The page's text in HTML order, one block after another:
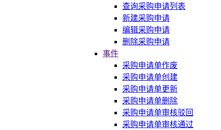
查询采购申请列表
新建采购申请
编辑采购申请
删除采购申请
事件
采购申请单作废
采购申请单创建
采购申请单更新
采购申请单删除
采购申请单审核驳回
采购申请单审核通过